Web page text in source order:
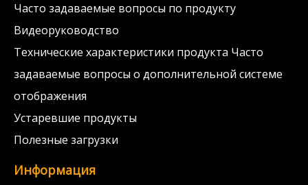
Часто задаваемые вопросы по продукту
Видеоруководство
Технические характеристики продукта Часто
задаваемые вопросы о дополнительной системе
отображения
Устаревшие продукты
Полезные загрузки
Информация